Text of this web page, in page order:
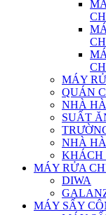
MÁY
QUÁN
NHÀ
SUẤT
NHÀ
KHÁCH
MÁY RỬA
DIWA
MÁY SẤY